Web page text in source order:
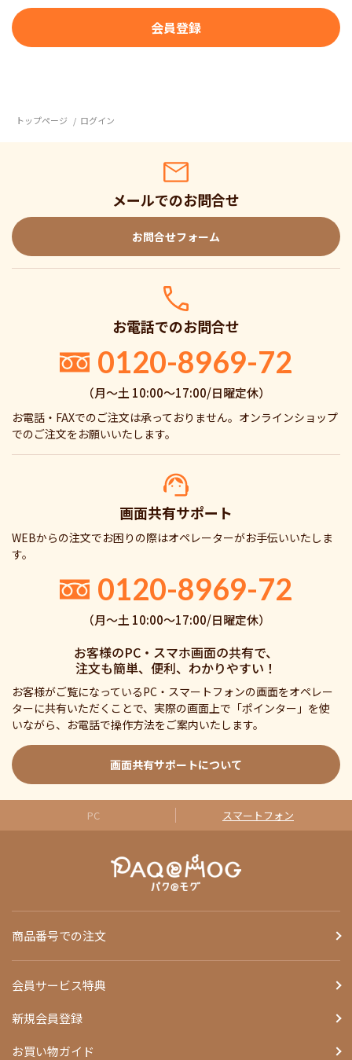
トップページ ログイン
メールでのお問合せ
お問合せフォーム
お電話でのお問合せ
0120-8969-72
（月〜土 10:00〜17:00/日曜定休）
お電話・FAXでのご注文は承っておりません。オンラインショップ
でのご注文をお願いいたします。
画面共有サポート
WEBからの注文でお困りの際はオペレーターがお手伝いいたしま
す。
0120-8969-72
（月〜土 10:00〜17:00/日曜定休）
お客様のPC・スマホ画面の共有で、
注文も簡単、便利、わかりやすい！
お客様がご覧になっているPC・スマートフォンの画面をオペレー
ターに共有いただくことで、実際の画面上で「ポインター」を使
いながら、お電話で操作方法をご案内いたします。
画面共有サポートについて
PC スマートフォン
商品番号での注文
会員サービス特典
新規会員登録
お買い物ガイド